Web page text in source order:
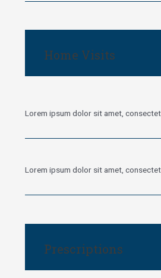
Home Visits
Lorem ipsum dolor sit amet,
Lorem ipsum dolor sit amet,
Prescriptions